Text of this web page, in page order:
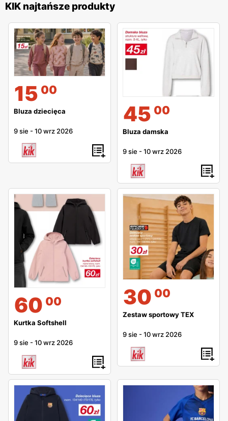
KIK najtańsze produkty
15 00
Bluza dziecięca
9 sie -10 wrz 2026
45 00
Bluza damska
9 sie -10 wrz 2026
60 00
Kurtka Softshell
9 sie -10 wrz 2026
30 00
Zestaw sportowy TEX
9 sie -10 wrz 2026